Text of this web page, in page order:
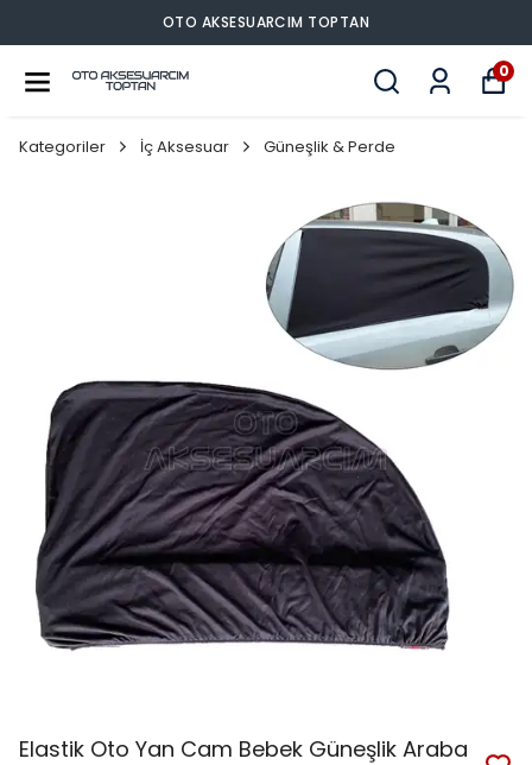
OTO AKSESUARCIM TOPTAN
0
Kategoriler İç Aksesuar Güneşlik & Perde
Elastik Oto Yan Cam Bebek Güneşlik Araba